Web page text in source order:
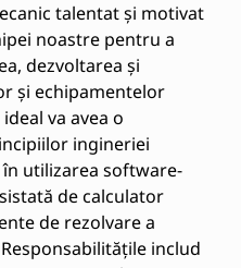
talentat și motivat
noastre pentru a
dezvoltarea și
și echipamentelor
va avea o
ingineriei
utilizarea software-
de calculator
de rezolvare a
includ